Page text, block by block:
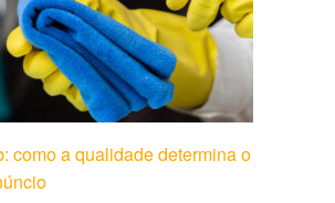
como a qualidade determina o